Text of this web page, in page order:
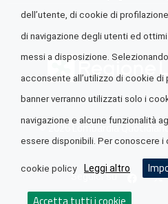
© 2026 Lombardia
Seguici su
dell’utente, di cookie di
di navigazione degli utenti ed
messi a disposizione.
acconsente all’utilizzo di cookie di
banner verranno utilizzati solo i
navigazione e alcune funzionalità
essere disponibili. Per conoscere i
cookie policy Leggi altro